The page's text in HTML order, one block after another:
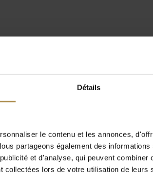
Détails
le contenu et les annonces,
partageons également des
et d'analyse, qui peuvent
collectées lors de votre utilisation de leurs